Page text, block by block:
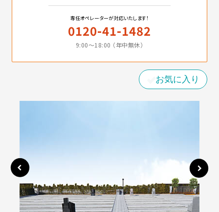
専任オペレーターが対応いたします！
0120-41-1482
9:00〜18:00 （年中無休）
お気に入り